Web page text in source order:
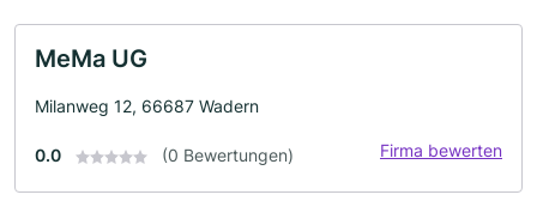
MeMa UG
Milanweg 12, 66687 Wadern
0.0 (0 Bewertungen) Firma bewerten